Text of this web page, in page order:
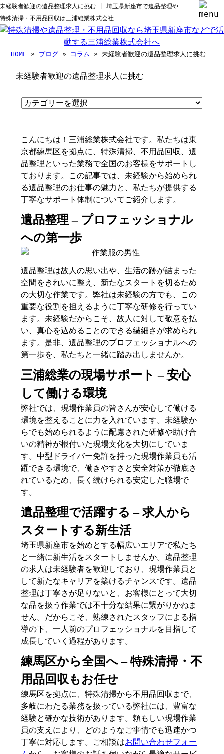
未経験者歓迎の遺品整理求人に挑む | 埼玉県新座市で遺品整理や
特殊清掃・不用品回収は三浦総業株式会社
HOME » ブログ » コラム » 未経験者歓迎の遺品整理求人に挑む
未経験者歓迎の遺品整理求人に挑む
こんにちは！三浦総業株式会社です。私たちは東
京都練馬区を拠点に、特殊清掃、不用品回収、遺
品整理といった業務で全国のお客様をサポートし
ております。この記事では、未経験から始められ
る遺品整理のお仕事の魅力と、私たちが提供する
丁寧なサポート体制についてご紹介します。
遺品整理 – プロフェッショナル
への第一歩
遺品整理は故人の思い出や、生活の跡が詰まった
空間をきれいに整え、新たなスタートを切るため
の大切な作業です。弊社は未経験の方でも、この
重要な役割を担えるように丁寧な研修を行ってい
ます。未経験だからこそ、故人に対して敬意を払
い、真心を込めることのできる繊細さが求められ
ます。是非、遺品整理のプロフェッショナルへの
第一歩を、私たちと一緒に踏み出しませんか。
三浦総業の現場サポート – 安心
して働ける環境
弊社では、現場作業員の皆さんが安心して働ける
環境を整えることに力を入れています。未経験か
らでも始められるように配慮された研修や助け合
いの精神が根付いた現場文化を大切にしていま
す。中型ドライバー免許を持った現場作業員も活
躍できる環境で、働きやすさと安全対策が徹底さ
れているため、長く続けられる安定した職場で
す。
遺品整理で活躍する – 求人から
スタートする新生活
埼玉県新座市を始めとする幅広いエリアで私たち
と一緒に新生活をスタートしませんか。遺品整理
の求人は未経験者を歓迎しており、現場作業員と
して新たなキャリアを築けるチャンスです。遺品
整理は丁寧さが足りないと、お客様にとって大切
な品を扱う作業では不十分な結果に繋がりかねま
せん。だからこそ、熟練されたスタッフによる指
導の下、一人前のプロフェッショナルを目指して
成長していく過程があります。
練馬区から全国へ – 特殊清掃・不
用品回収もお任せ
練馬区を拠点に、特殊清掃から不用品回収まで、
多岐にわたる業務を扱っている弊社には、豊富な
経験と確かな技術があります。頼もしい現場作業
員の支えにより、どのようなご事情でも迅速かつ
丁寧に対応します。ご相談はお問い合わせフォー